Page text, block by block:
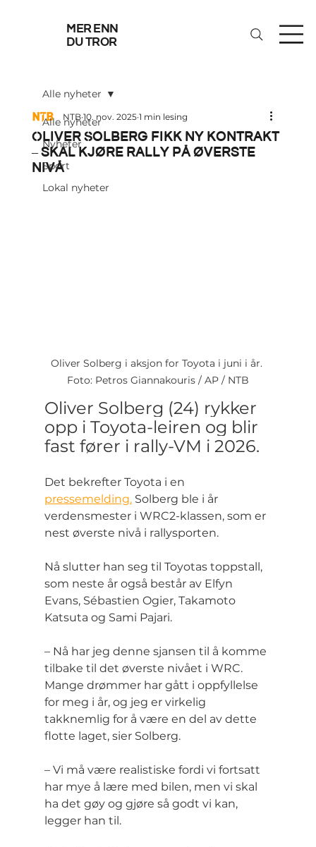
mer enn
du tror
Alle nyheter
Nyheter
Sport
Lokal nyheter
Alle nyheter
Oliver Solberg fikk ny kontrakt
– skal kjøre rally på øverste
nivå
NTB 10. nov. 2025 1 min lesing
Oliver Solberg i aksjon for Toyota i juni i år.
Foto: Petros Giannakouris / AP / NTB
Oliver Solberg (24) rykker
opp i Toyota-leiren og blir
fast fører i rally-VM i 2026.
Det bekrefter Toyota i en
pressemelding. Solberg ble i år
verdensmester i WRC2-klassen, som er
nest øverste nivå i rallysporten.
Nå slutter han seg til Toyotas toppstall,
som neste år også består av Elfyn
Evans, Sébastien Ogier, Takamoto
Katsuta og Sami Pajari.
– Nå har jeg denne sjansen til å komme
tilbake til det øverste nivået i WRC.
Mange drømmer har gått i oppfyllelse
for meg i år, og jeg er virkelig
takknemlig for å være en del av dette
flotte laget, sier Solberg.
– Vi må være realistiske fordi vi fortsatt
har mye å lære med bilen, men vi skal
ha det gøy og gjøre så godt vi kan,
legger han til.